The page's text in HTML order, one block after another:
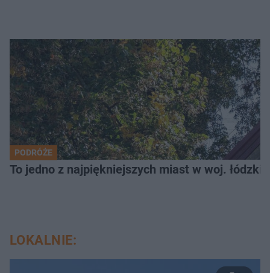
PODRÓŻE
To jedno z najpiękniejszych miast w woj.
LOKALNIE: